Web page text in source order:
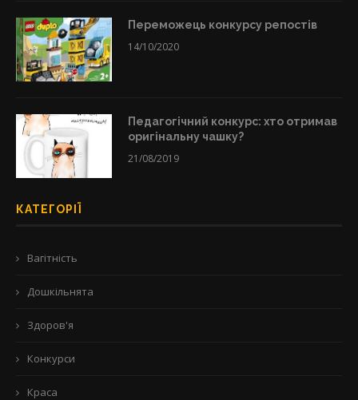
Переможець конкурсу репостів
14/10/2020
Педагогічний конкурс: хто отримав
оригінальну чашку?
21/08/2019
КАТЕГОРІЇ
Вагітність
Дошкільнята
Здоров'я
Конкурси
Краса